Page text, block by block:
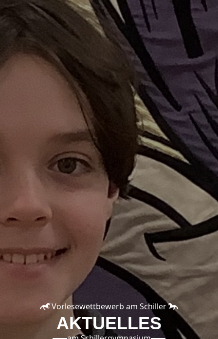
Vorlesewettbewerb am Schiller
AKTUELLES